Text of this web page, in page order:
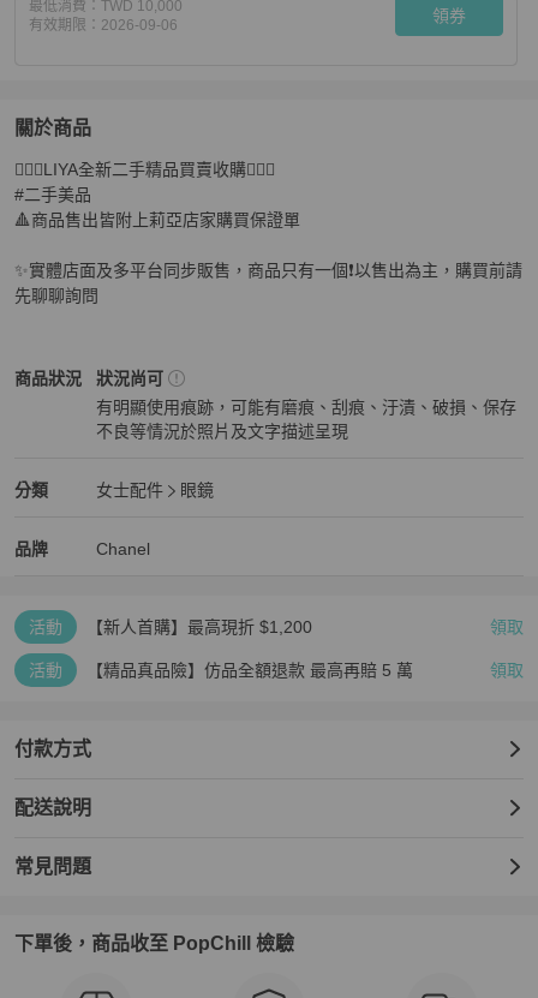
最低消費： TWD 10,000
有效期限： 2026-09-06 領券
關於商品
關於莉亞精品♡Chanel 71262 透明款墨鏡 二手美品
🧚🏻‍♀️LIYA全新二手精品買賣收購🧚🏻‍♀️
#二手美品
🔺商品售出皆附上莉亞店家購買保證單
✨實體店面及多平台同步販售，商品只有一個❗️以售出為主，購買前請
先聊聊詢問
商品狀況
Chanel女士配件商品狀態與細節
狀況尚可
有明顯使用痕跡，可能有磨痕、刮痕、汙漬、破損、保存
不良等情況於照片及文字描述呈現
分類
Chanel 女士配件分類資訊
女士配件
眼鏡
品牌
Chanel 精品女士配件
Chanel
Chanel 推薦清單
活動 【新人首購】最高現折 $1,200 領取
活動 【精品真品險】仿品全額退款 最高再賠 5 萬 領取
付款方式
配送說明
常見問題
下單後，商品收至 PopChill 檢驗